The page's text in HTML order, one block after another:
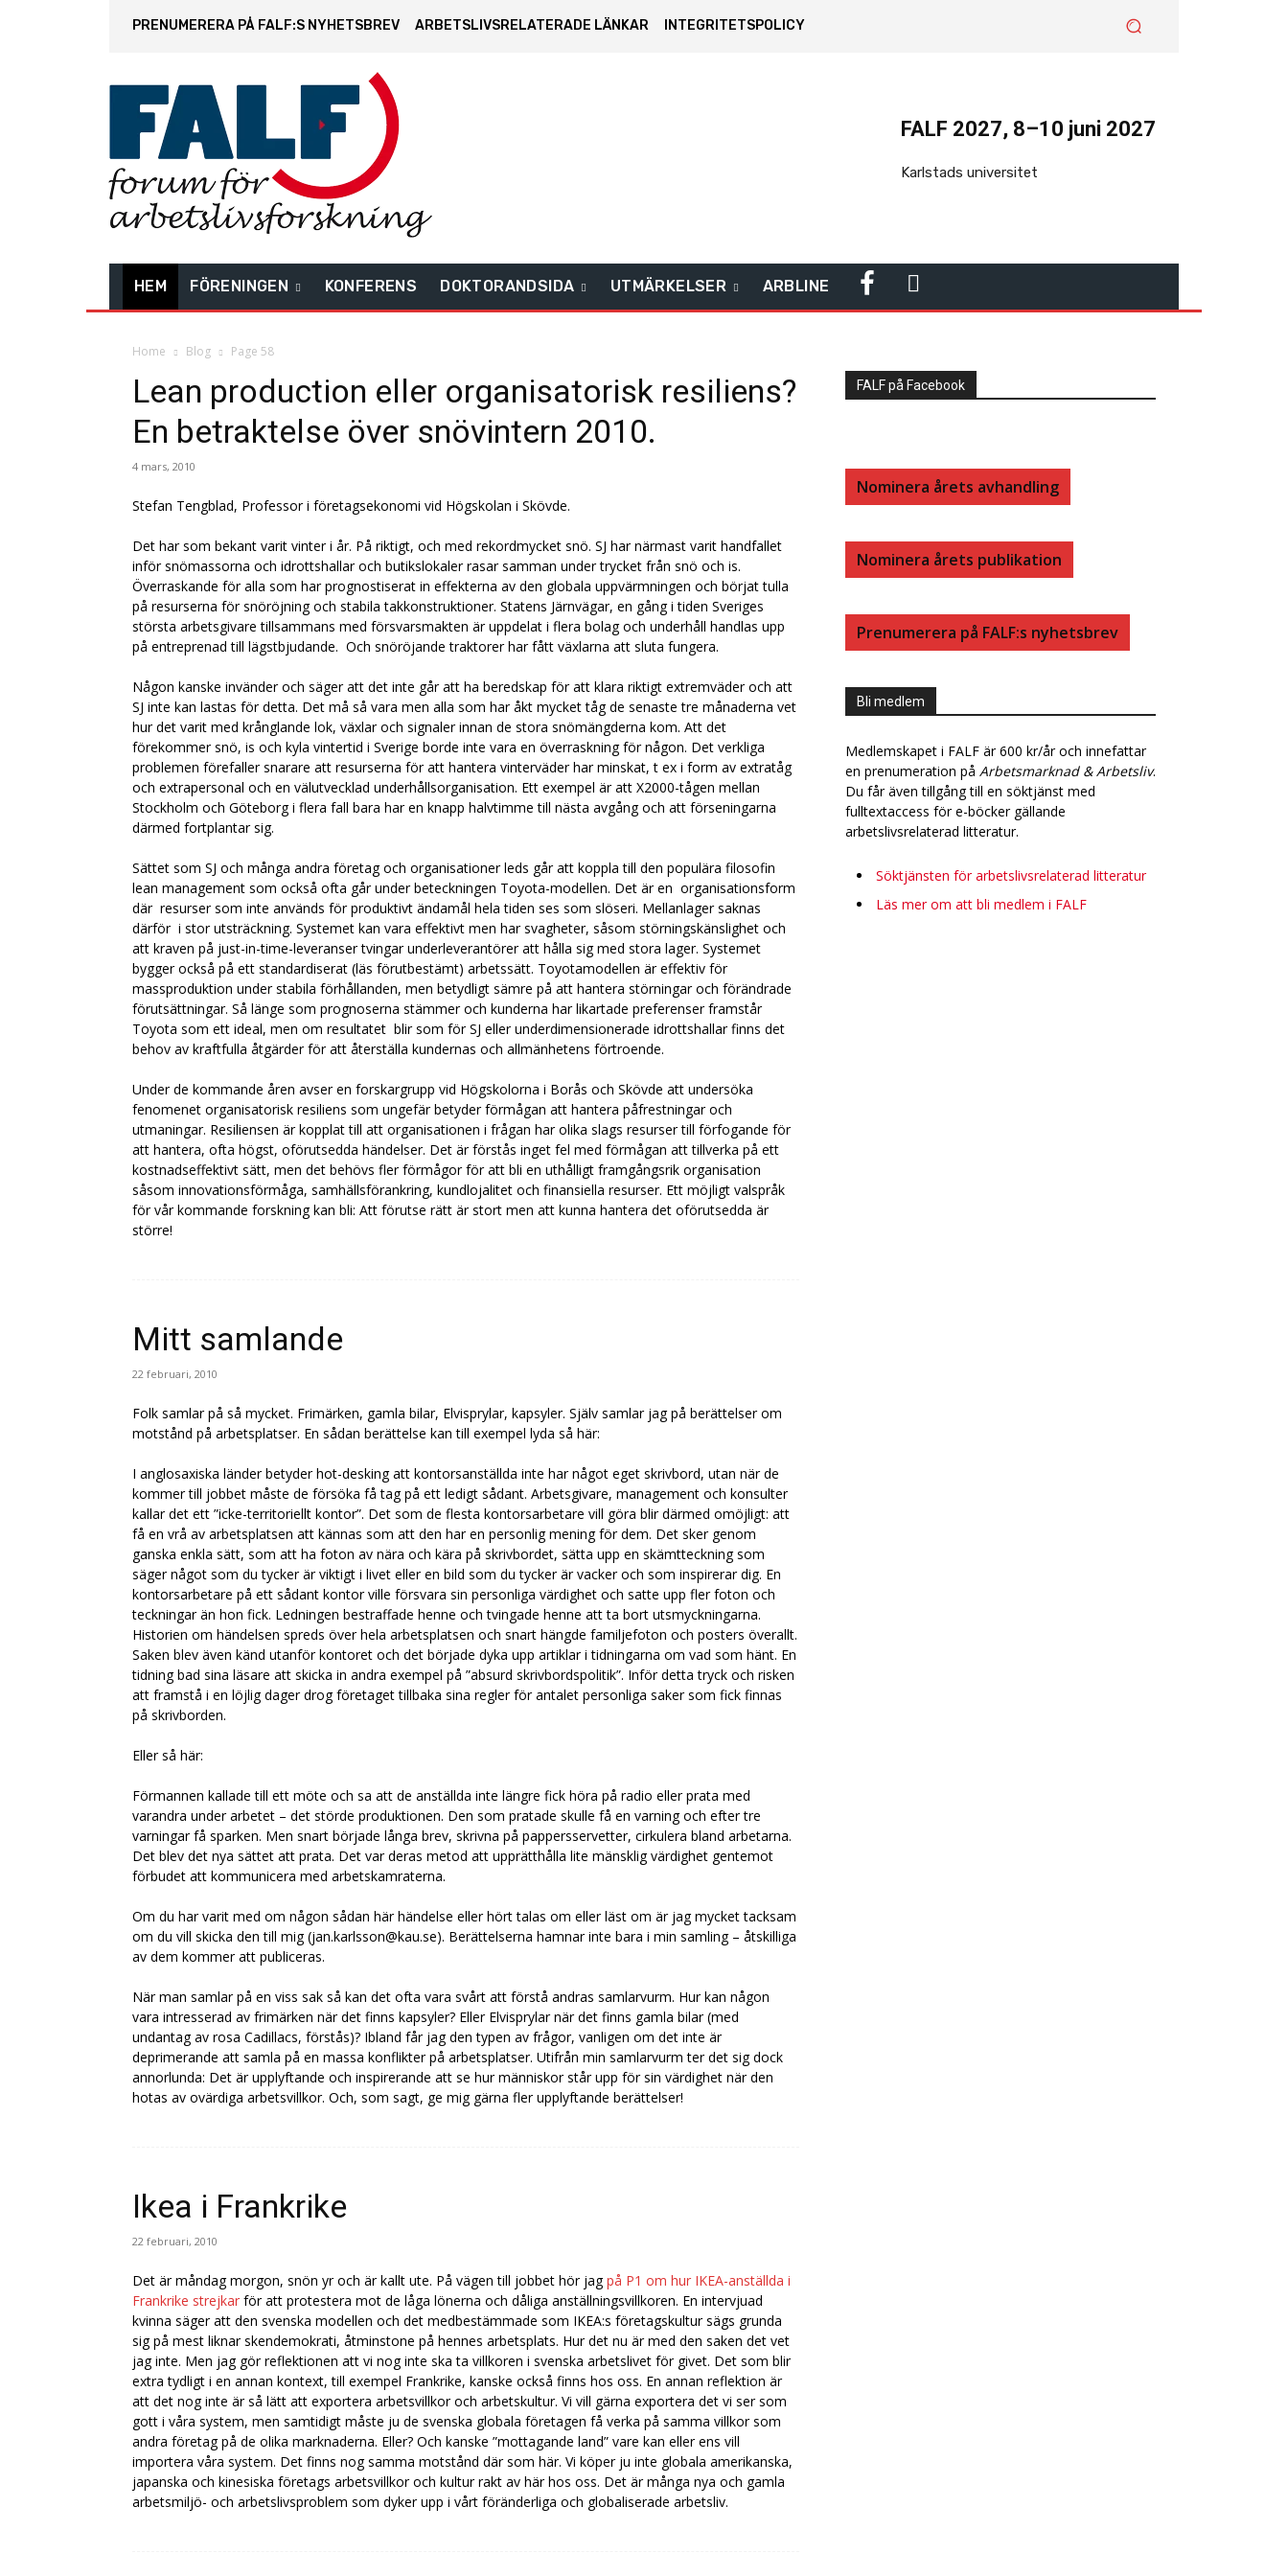
PRENUMERERA PÅ FALF:S NYHETSBREV ARBETSLIVSRELATERADE LÄNKAR INTEGRITETSPOLICY
FALF 2027, 8–10 juni 2027
Karlstads universitet
HEM FÖRENINGEN KONFERENS DOKTORANDSIDA UTMÄRKELSER ARBLINE
C
B
O
N
E
I
Home Blog Page 58
Lean production eller organisatorisk resiliens?
En betraktelse över snövintern 2010.
4 mars, 2010
Stefan Tengblad, Professor i företagsekonomi vid Högskolan i Skövde.
Det har som bekant varit vinter i år. På riktigt, och med rekordmycket snö. SJ har närmast varit handfallet
inför snömassorna och idrottshallar och butikslokaler rasar samman under trycket från snö och is.
Överraskande för alla som har prognostiserat in effekterna av den globala uppvärmningen och börjat tulla
på resurserna för snöröjning och stabila takkonstruktioner. Statens Järnvägar, en gång i tiden Sveriges
största arbetsgivare tillsammans med försvarsmakten är uppdelat i flera bolag och underhåll handlas upp
på entreprenad till lägstbjudande. Och snöröjande traktorer har fått växlarna att sluta fungera.
Någon kanske invänder och säger att det inte går att ha beredskap för att klara riktigt extremväder och att
SJ inte kan lastas för detta. Det må så vara men alla som har åkt mycket tåg de senaste tre månaderna vet
hur det varit med krånglande lok, växlar och signaler innan de stora snömängderna kom. Att det
förekommer snö, is och kyla vintertid i Sverige borde inte vara en överraskning för någon. Det verkliga
problemen förefaller snarare att resurserna för att hantera vinterväder har minskat, t ex i form av extratåg
och extrapersonal och en välutvecklad underhållsorganisation. Ett exempel är att X2000-tågen mellan
Stockholm och Göteborg i flera fall bara har en knapp halvtimme till nästa avgång och att förseningarna
därmed fortplantar sig.
Sättet som SJ och många andra företag och organisationer leds går att koppla till den populära filosofin
lean management som också ofta går under beteckningen Toyota-modellen. Det är en organisationsform
där resurser som inte används för produktivt ändamål hela tiden ses som slöseri. Mellanlager saknas
därför i stor utsträckning. Systemet kan vara effektivt men har svagheter, såsom störningskänslighet och
att kraven på just-in-time-leveranser tvingar underleverantörer att hålla sig med stora lager. Systemet
bygger också på ett standardiserat (läs förutbestämt) arbetssätt. Toyotamodellen är effektiv för
massproduktion under stabila förhållanden, men betydligt sämre på att hantera störningar och förändrade
förutsättningar. Så länge som prognoserna stämmer och kunderna har likartade preferenser framstår
Toyota som ett ideal, men om resultatet blir som för SJ eller underdimensionerade idrottshallar finns det
behov av kraftfulla åtgärder för att återställa kundernas och allmänhetens förtroende.
Under de kommande åren avser en forskargrupp vid Högskolorna i Borås och Skövde att undersöka
fenomenet organisatorisk resiliens som ungefär betyder förmågan att hantera påfrestningar och
utmaningar. Resiliensen är kopplat till att organisationen i frågan har olika slags resurser till förfogande för
att hantera, ofta högst, oförutsedda händelser. Det är förstås inget fel med förmågan att tillverka på ett
kostnadseffektivt sätt, men det behövs fler förmågor för att bli en uthålligt framgångsrik organisation
såsom innovationsförmåga, samhällsförankring, kundlojalitet och finansiella resurser. Ett möjligt valspråk
för vår kommande forskning kan bli: Att förutse rätt är stort men att kunna hantera det oförutsedda är
större!
Mitt samlande
22 februari, 2010
Folk samlar på så mycket. Frimärken, gamla bilar, Elvisprylar, kapsyler. Själv samlar jag på berättelser om
motstånd på arbetsplatser. En sådan berättelse kan till exempel lyda så här:
I anglosaxiska länder betyder hot-desking att kontorsanställda inte har något eget skrivbord, utan när de
kommer till jobbet måste de försöka få tag på ett ledigt sådant. Arbetsgivare, management och konsulter
kallar det ett ”icke-territoriellt kontor”. Det som de flesta kontorsarbetare vill göra blir därmed omöjligt: att
få en vrå av arbetsplatsen att kännas som att den har en personlig mening för dem. Det sker genom
ganska enkla sätt, som att ha foton av nära och kära på skrivbordet, sätta upp en skämtteckning som
säger något som du tycker är viktigt i livet eller en bild som du tycker är vacker och som inspirerar dig. En
kontorsarbetare på ett sådant kontor ville försvara sin personliga värdighet och satte upp fler foton och
teckningar än hon fick. Ledningen bestraffade henne och tvingade henne att ta bort utsmyckningarna.
Historien om händelsen spreds över hela arbetsplatsen och snart hängde familjefoton och posters överallt.
Saken blev även känd utanför kontoret och det började dyka upp artiklar i tidningarna om vad som hänt. En
tidning bad sina läsare att skicka in andra exempel på ”absurd skrivbordspolitik”. Inför detta tryck och risken
att framstå i en löjlig dager drog företaget tillbaka sina regler för antalet personliga saker som fick finnas
på skrivborden.
Eller så här:
Förmannen kallade till ett möte och sa att de anställda inte längre fick höra på radio eller prata med
varandra under arbetet – det störde produktionen. Den som pratade skulle få en varning och efter tre
varningar få sparken. Men snart började långa brev, skrivna på pappersservetter, cirkulera bland arbetarna.
Det blev det nya sättet att prata. Det var deras metod att upprätthålla lite mänsklig värdighet gentemot
förbudet att kommunicera med arbetskamraterna.
Om du har varit med om någon sådan här händelse eller hört talas om eller läst om är jag mycket tacksam
om du vill skicka den till mig (jan.karlsson@kau.se). Berättelserna hamnar inte bara i min samling – åtskilliga
av dem kommer att publiceras.
När man samlar på en viss sak så kan det ofta vara svårt att förstå andras samlarvurm. Hur kan någon
vara intresserad av frimärken när det finns kapsyler? Eller Elvisprylar när det finns gamla bilar (med
undantag av rosa Cadillacs, förstås)? Ibland får jag den typen av frågor, vanligen om det inte är
deprimerande att samla på en massa konflikter på arbetsplatser. Utifrån min samlarvurm ter det sig dock
annorlunda: Det är upplyftande och inspirerande att se hur människor står upp för sin värdighet när den
hotas av ovärdiga arbetsvillkor. Och, som sagt, ge mig gärna fler upplyftande berättelser!
Ikea i Frankrike
22 februari, 2010
Det är måndag morgon, snön yr och är kallt ute. På vägen till jobbet hör jagpå P1 om hur IKEA-anställda i
Frankrike strejkar för att protestera mot de låga lönerna och dåliga anställningsvillkoren. En intervjuad
kvinna säger att den svenska modellen och det medbestämmade som IKEA:s företagskultur sägs grunda
sig på mest liknar skendemokrati, åtminstone på hennes arbetsplats. Hur det nu är med den saken det vet
jag inte. Men jag gör reflektionen att vi nog inte ska ta villkoren i svenska arbetslivet för givet. Det som blir
extra tydligt i en annan kontext, till exempel Frankrike, kanske också finns hos oss. En annan reflektion är
att det nog inte är så lätt att exportera arbetsvillkor och arbetskultur. Vi vill gärna exportera det vi ser som
gott i våra system, men samtidigt måste ju de svenska globala företagen få verka på samma villkor som
andra företag på de olika marknaderna. Eller? Och kanske ”mottagande land” vare kan eller ens vill
importera våra system. Det finns nog samma motstånd där som här. Vi köper ju inte globala amerikanska,
japanska och kinesiska företags arbetsvillkor och kultur rakt av här hos oss. Det är många nya och gamla
arbetsmiljö- och arbetslivsproblem som dyker upp i vårt föränderliga och globaliserade arbetsliv.
FALF på Facebook
Nominera årets avhandling
Nominera årets publikation
Prenumerera på FALF:s nyhetsbrev
Bli medlem
Medlemskapet i FALF är 600 kr/år och innefattar
en prenumeration på Arbetsmarknad & Arbetsliv.
Du får även tillgång till en söktjänst med
fulltextaccess för e-böcker gällande
arbetslivsrelaterad litteratur.
Söktjänsten för arbetslivsrelaterad litteratur
Läs mer om att bli medlem i FALF